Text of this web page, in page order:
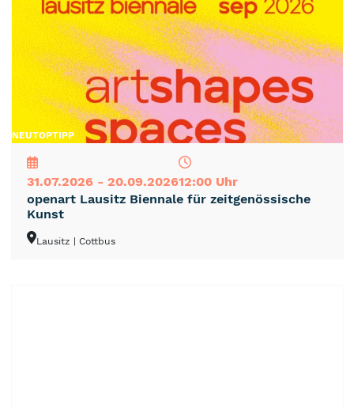
NEUTOPTIPP
31.07.2026 - 20.09.202612:00 Uhr
openart Lausitz Biennale für zeitgenössische
Kunst
Lausitz | Cottbus